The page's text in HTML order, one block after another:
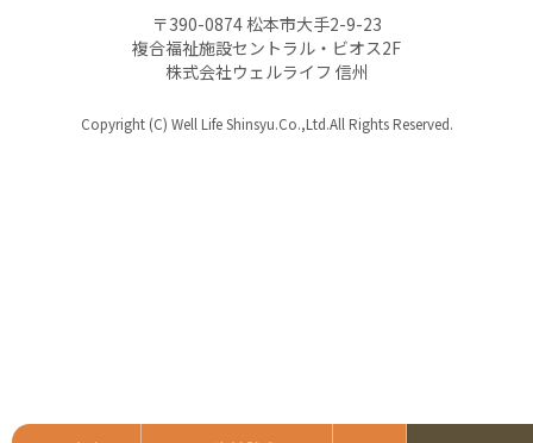
〒390-0874 松本市大手2-9-23
複合福祉施設セントラル・ビオス2F
株式会社ウェルライフ 信州
Copyright (C) Well Life Shinsyu.Co.,Ltd.All Rights Reserved.